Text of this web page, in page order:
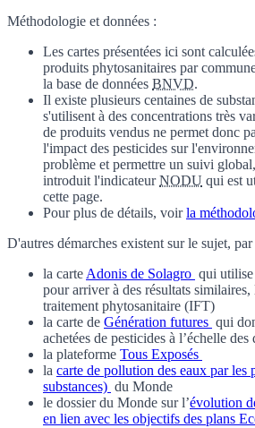
Méthodologie et données :
Les cartes présentées ici sont
produits phytosanitaires par
la base de données BNVD.
Il existe plusieurs centaines de
s'utilisent à des concentrations très
de produits vendus ne permet donc
l'impact des pesticides sur
problème et permettre un suivi
introduit l'indicateurNODU qui est
cette page.
Pour plus de détails, voirla
D'autres démarches existent sur le sujet,
la carte Adonis de Solagro qui
pour arriver à des résultats
traitement phytosanitaire (IFT)
la carte de Génération futures qui
achetées de pesticides à l’échelle des
la plateforme Tous Exposés
la carte de pollution des eaux par les
substances) du Monde
le dossier du Monde sur l’évolution
en lien avec les objectifs des plans